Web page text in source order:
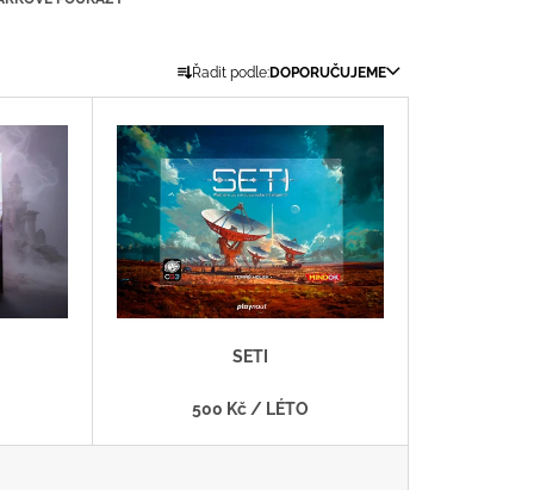
Ř
A
Z
E
N
Í
P
R
O
Řadit podle:DOPORUČUJEME
SETI
500 Kč / LÉTO